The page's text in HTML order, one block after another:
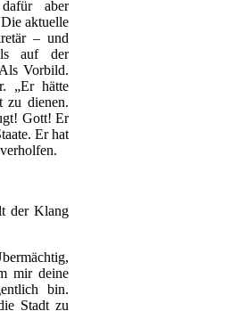
aber
aktuelle
– und
auf der
Vorbild.
„Er hätte
zu dienen.
Gott! Er
Er hat
der Klang
mir deine
bin.
Stadt zu